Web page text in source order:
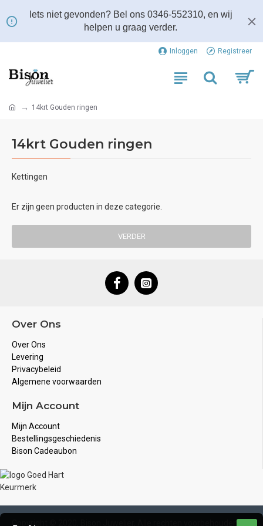
Iets niet gevonden? Bel ons 0346-552310, en wij
helpen u graag verder.
Inloggen Registreer
14krt Gouden ringen
14krt Gouden ringen
Kettingen
Er zijn geen producten in deze categorie.
VERDER
Over Ons
Over Ons
Levering
Privacybeleid
Algemene voorwaarden
Mijn Account
Mijn Account
Bestellingsgeschiedenis
Bison Cadeaubon
Copyright © 2020, Bison Juwelier, Alle rechten voorbehouden